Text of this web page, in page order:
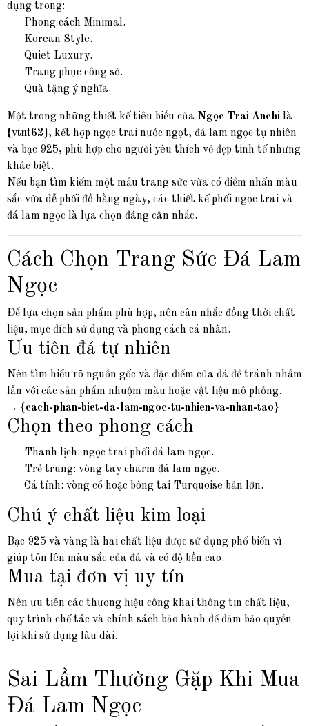
dụng trong:
Phong cách Minimal.
Korean Style.
Quiet Luxury.
Trang phục công sở.
Quà tặng ý nghĩa.
Một trong những thiết kế tiêu biểu của Ngọc Trai Anchi là
{vtnt62}, kết hợp ngọc trai nước ngọt, đá lam ngọc tự nhiên
và bạc 925, phù hợp cho người yêu thích vẻ đẹp tinh tế nhưng
khác biệt.
Nếu bạn tìm kiếm một mẫu trang sức vừa có điểm nhấn màu
sắc vừa dễ phối đồ hằng ngày, các thiết kế phối ngọc trai và
đá lam ngọc là lựa chọn đáng cân nhắc.
Cách Chọn Trang Sức Đá Lam
Ngọc
Để lựa chọn sản phẩm phù hợp, nên cân nhắc đồng thời chất
liệu, mục đích sử dụng và phong cách cá nhân.
Ưu tiên đá tự nhiên
Nên tìm hiểu rõ nguồn gốc và đặc điểm của đá để tránh nhầm
lẫn với các sản phẩm nhuộm màu hoặc vật liệu mô phỏng.
→ {cach-phan-biet-da-lam-ngoc-tu-nhien-va-nhan-tao}
Chọn theo phong cách
Thanh lịch: ngọc trai phối đá lam ngọc.
Trẻ trung: vòng tay charm đá lam ngọc.
Cá tính: vòng cổ hoặc bông tai Turquoise bản lớn.
Chú ý chất liệu kim loại
Bạc 925 và vàng là hai chất liệu được sử dụng phổ biến vì
giúp tôn lên màu sắc của đá và có độ bền cao.
Mua tại đơn vị uy tín
Nên ưu tiên các thương hiệu công khai thông tin chất liệu,
quy trình chế tác và chính sách bảo hành để đảm bảo quyền
lợi khi sử dụng lâu dài.
Sai Lầm Thường Gặp Khi Mua
Đá Lam Ngọc